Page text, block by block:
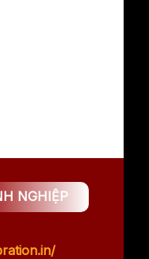
NGHIỆP